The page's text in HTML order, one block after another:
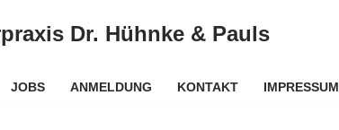
Dr. Hühnke & Pauls
JOBS ANMELDUNG KONTAKT IMPRESSUM